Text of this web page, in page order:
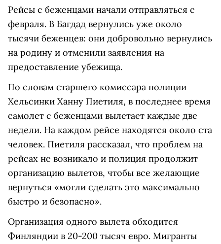
Рейсы с беженцами начали отправляться с
февраля. В Багдад вернулись уже около
тысячи беженцев: они добровольно вернулись
на родину и отменили заявления на
предоставление убежища.
По словам старшего комиссара полиции
Хельсинки Ханну Пиетиля, в последнее время
самолет с беженцами вылетает каждые две
недели. На каждом рейсе находятся около ста
человек. Пиетиля рассказал, что проблем на
рейсах не возникало и полиция продолжит
организацию вылетов, чтобы все желающие
вернуться «могли сделать это максимально
быстро и безопасно».
Организация одного вылета обходится
Финляндии в 20-200 тысяч евро. Мигранты